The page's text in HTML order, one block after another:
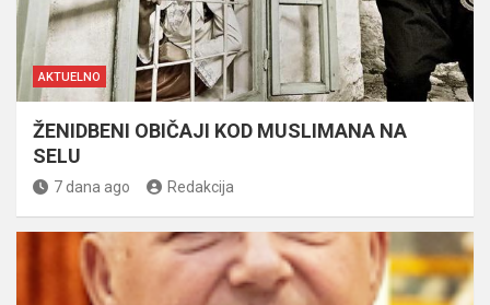
AKTUELNO
ŽENIDBENI OBIČAJI KOD MUSLIMANA NA
SELU
7 dana ago Redakcija